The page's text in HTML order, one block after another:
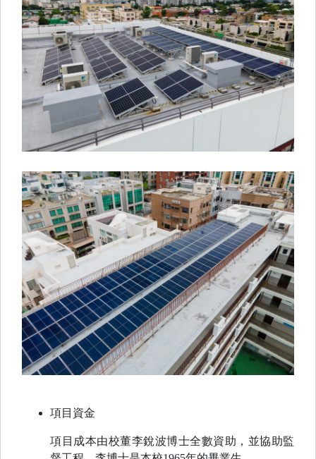
項目資金
項目成本由校董李銳波博士全數資助，並協助監